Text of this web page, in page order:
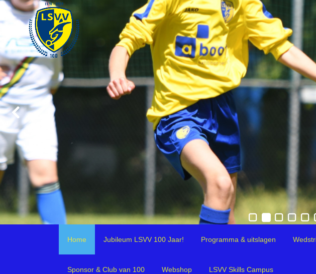
Home Jubileum LSVV 100 Jaar! Programma & uitslagen
Sponsor & Club van 100 Webshop LSVV Skills Campus